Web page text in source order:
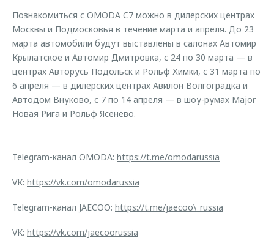
Познакомиться с OMODA C7 можно в дилерских центрах
Москвы и Подмосковья в течение марта и апреля. До 23
марта автомобили будут выставлены в салонах Автомир
Крылатское и Автомир Дмитровка, с 24 по 30 марта — в
центрах Авторусь Подольск и Рольф Химки, с 31 марта по
6 апреля — в дилерских центрах Авилон Волгоградка и
Автодом Внуково, с 7 по 14 апреля — в шоу-румах Major
Новая Рига и Рольф Ясенево.
Telegram-канал OMODA: https://t.me/omodarussia
VK: https://vk.com/omodarussia
Telegram-канал JAECOO: https://t.me/jaecoo\_russia
VK: https://vk.com/jaecoorussia